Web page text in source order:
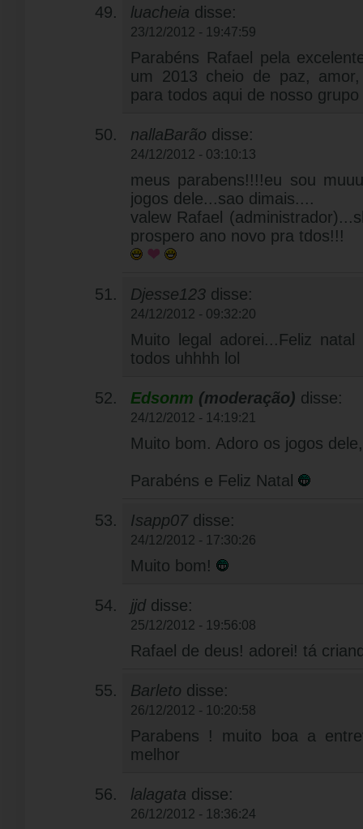
luacheia disse:
23/12/2012 - 19:47:59
Parabéns Rafael pela
um 2013 cheio de paz,
para todos aqui de nosso
nallaBarão disse:
24/12/2012 - 03:10:13
meus parabens!!!!eu sou
jogos dele...sao dimais....
valew Rafael
prospero ano novo pra tdos!!!
Djesse123 disse:
24/12/2012 - 09:32:20
Muito legal adorei...Feliz
todos uhhhh lol
Edsonm (moderação) disse:
24/12/2012 - 14:19:21
Muito bom. Adoro os jogos
Parabéns e Feliz Natal
Isapp07 disse:
24/12/2012 - 17:30:26
Muito bom!
jjd disse:
25/12/2012 - 19:56:08
Rafael de deus! adorei! tá
Barleto disse:
26/12/2012 - 10:20:58
Parabens ! muito boa a
melhor
lalagata disse:
26/12/2012 - 18:36:24